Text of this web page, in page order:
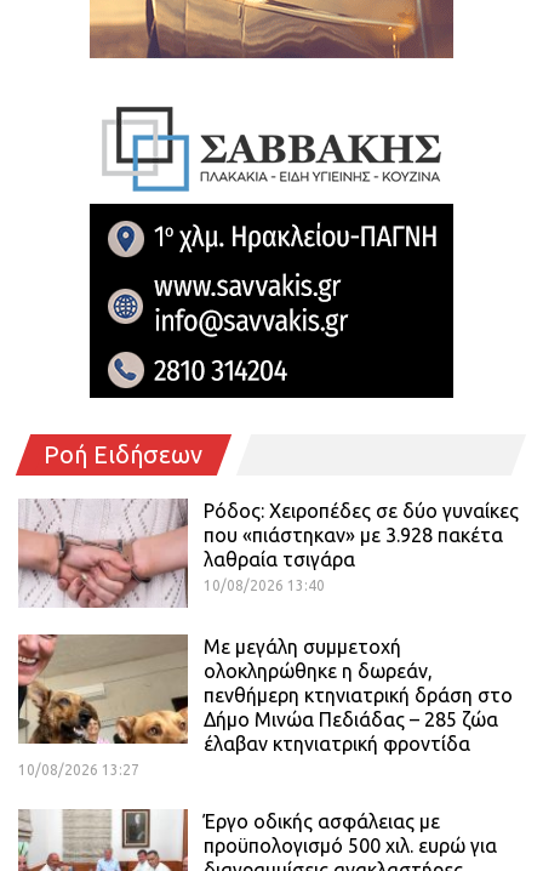
Ροή Ειδήσεων
Ρόδος: Χειροπέδες σε δύο γυναίκες
που «πιάστηκαν» με 3.928 πακέτα
λαθραία τσιγάρα
10/08/2026 13:40
Με μεγάλη συμμετοχή
ολοκληρώθηκε η δωρεάν,
πενθήμερη κτηνιατρική δράση στο
Δήμο Μινώα Πεδιάδας – 285 ζώα
έλαβαν κτηνιατρική φροντίδα
10/08/2026 13:27
Έργο οδικής ασφάλειας με
προϋπολογισμό 500 χιλ. ευρώ για